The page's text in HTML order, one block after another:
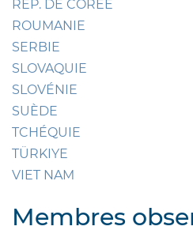
RÉP. DE CORÉE
ROUMANIE
SERBIE
SLOVAQUIE
SLOVÉNIE
SUÈDE
TCHÉQUIE
TÜRKIYE
VIET NAM
Membres